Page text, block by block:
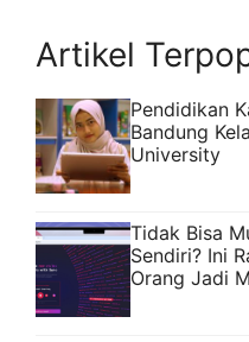
Artikel
Pendidikan
Bandung
University
Tidak Bisa
Sendiri? Ini
Orang Jadi